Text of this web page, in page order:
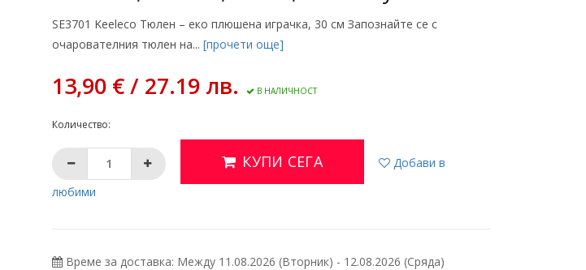
SE3701 Keeleco Тюлен – еко плюшена играчка, 30 см Запознайте се с
очарователния тюлен на... [прочети още]
13,90 € / 27.19 лв. В НАЛИЧНОСТ
Количество:
КУПИ СЕГА
Добави в
любими
Време за доставка: Между 11.08.2026 (Вторник) - 12.08.2026 (Сряда)